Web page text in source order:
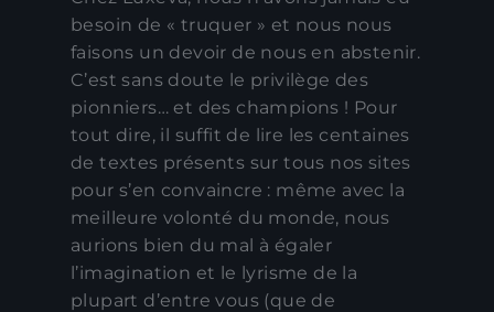
besoin de « truquer » et nous nous
faisons un devoir de nous en abstenir.
C’est sans doute le privilège des
pionniers… et des champions ! Pour
tout dire, il suffit de lire les centaines
de textes présents sur tous nos sites
pour s’en convaincre : même avec la
meilleure volonté du monde, nous
aurions bien du mal à égaler
l’imagination et le lyrisme de la
plupart d’entre vous (que de